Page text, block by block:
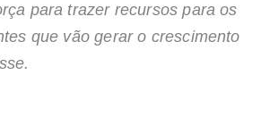
para trazer recursos para os
que vão gerar o crescimento